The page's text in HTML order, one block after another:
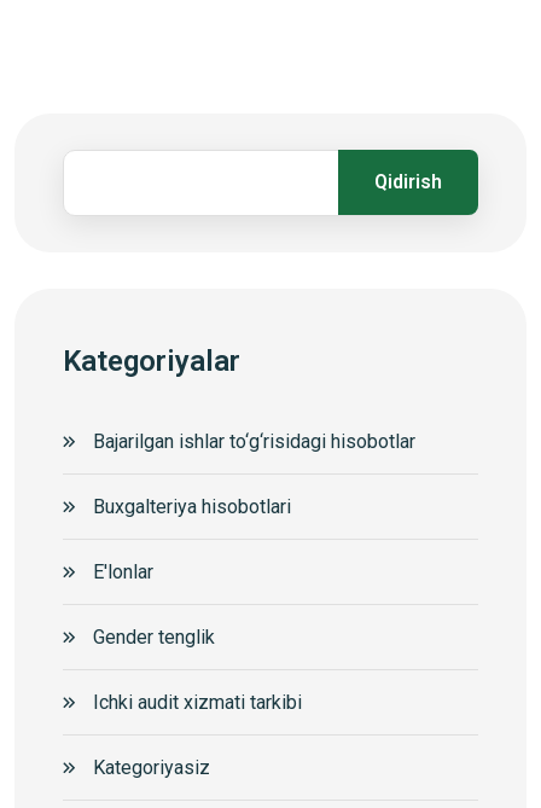
Qidirish
Kategoriyalar
Bajarilgan ishlar to‘g‘risidagi hisobotlar
Buxgalteriya hisobotlari
E'lonlar
Gender tenglik
Ichki audit xizmati tarkibi
Kategoriyasiz